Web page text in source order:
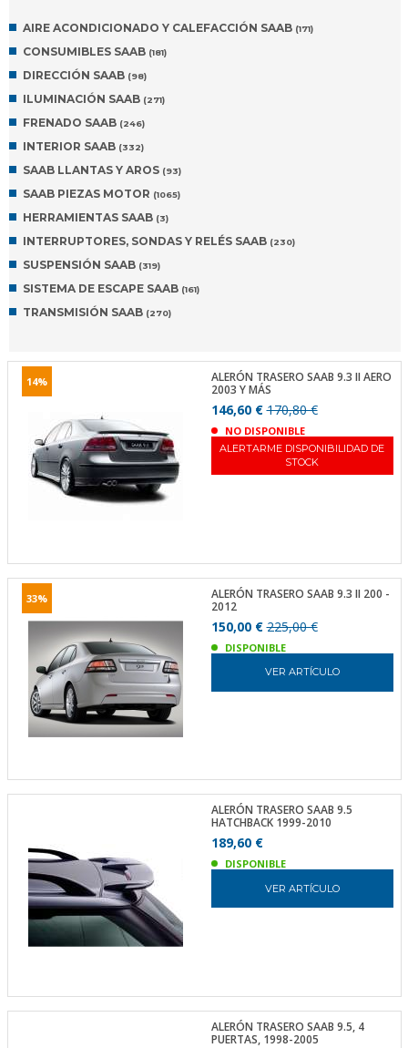
AIRE ACONDICIONADO Y CALEFACCIÓN SAAB (171)
CONSUMIBLES SAAB (181)
DIRECCIÓN SAAB (98)
ILUMINACIÓN SAAB (271)
FRENADO SAAB (246)
INTERIOR SAAB (332)
SAAB LLANTAS Y AROS (93)
SAAB PIEZAS MOTOR (1065)
HERRAMIENTAS SAAB (3)
INTERRUPTORES, SONDAS Y RELÉS SAAB (230)
SUSPENSIÓN SAAB (319)
SISTEMA DE ESCAPE SAAB (161)
TRANSMISIÓN SAAB (270)
14%
ALERÓN TRASERO SAAB 9.3 II AERO
2003 Y MÁS
146,60 €170,80 €
NO DISPONIBLE
ALERTARME DISPONIBILIDAD DE
STOCK
33%
ALERÓN TRASERO SAAB 9.3 II 200 -
2012
150,00 €225,00 €
DISPONIBLE
VER ARTÍCULO
ALERÓN TRASERO SAAB 9.5
HATCHBACK 1999-2010
189,60 €
DISPONIBLE
VER ARTÍCULO
ALERÓN TRASERO SAAB 9.5, 4
PUERTAS, 1998-2005